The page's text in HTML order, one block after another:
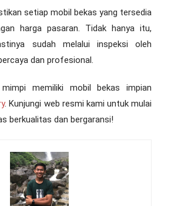
setiap mobil bekas yang tersedia
harga pasaran. Tidak hanya itu,
sudah melalui inspeksi oleh
dan profesional.
mimpi memiliki mobil bekas impian
. Kunjungi web resmi kami untuk mulai
berkualitas dan bergaransi!